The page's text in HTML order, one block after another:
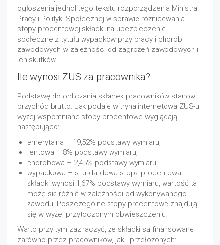
ogłoszenia jednolitego tekstu rozporządzenia Ministra
Pracy i Polityki Społecznej w sprawie różnicowania
stopy procentowej składki na ubezpieczenie
społeczne z tytułu wypadków przy pracy i chorób
zawodowych w zależności od zagrożeń zawodowych i
ich skutków.
Ile wynosi ZUS za pracownika?
Podstawę do obliczania składek pracowników stanowi
przychód brutto. Jak podaje witryna internetowa ZUS-u
wyżej wspomniane stopy procentowe wyglądają
następująco:
emerytalna – 19,52% podstawy wymiaru,
rentowa – 8% podstawy wymiaru,
chorobowa – 2,45% podstawy wymiaru,
wypadkowa – standardowa stopa procentowa
składki wynosi 1,67% podstawy wymiaru, wartość ta
może się różnić w zależności od wykonywanego
zawodu. Poszczególne stopy procentowe znajdują
się w wyżej przytoczonym obwieszczeniu.
Warto przy tym zaznaczyć, że składki są finansowane
zarówno przez pracowników, jak i przełożonych: